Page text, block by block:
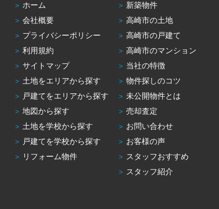
ホーム
会社概要
プライバシーポリシー
利用規約
サイトマップ
土地をエリアから探す
戸建てをエリアから探す
地図から探す
土地を学校から探す
戸建てを学校から探す
リフォーム物件
新築物件
高崎市の土地
高崎市の戸建て
高崎市のマンション
当社の特徴
物件探しのコツ
未公開物件とは
売却査定
お問い合わせ
お客様の声
スタッフおすすめ
スタッフ紹介